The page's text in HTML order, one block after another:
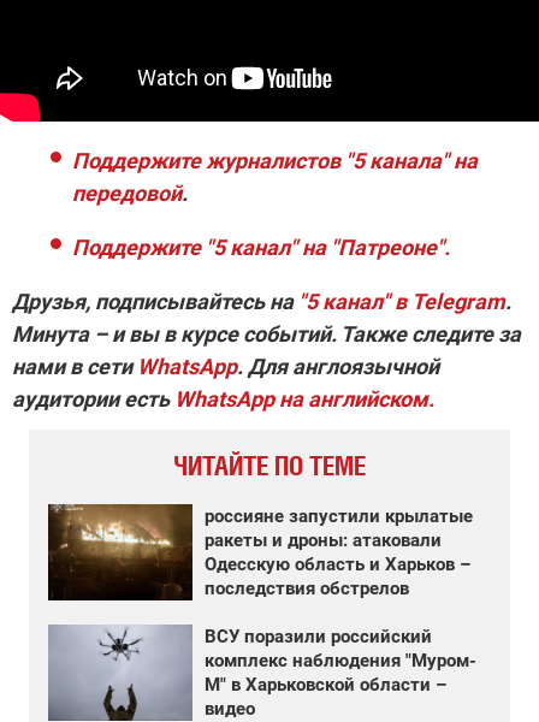
Поддержите журналистов "5 канала" на
передовой.
Поддержите "5 канал" на "Патреоне".
Друзья, подписывайтесь на "5 канал" в Telegram.
Минута – и вы в курсе событий. Также следите за
нами в сети WhatsApp. Для англоязычной
аудитории есть WhatsApp на английском.
ЧИТАЙТЕ ПО ТЕМЕ
россияне запустили крылатые
ракеты и дроны: атаковали
Одесскую область и Харьков –
последствия обстрелов
ВСУ поразили российский
комплекс наблюдения "Муром-
М" в Харьковской области –
видео